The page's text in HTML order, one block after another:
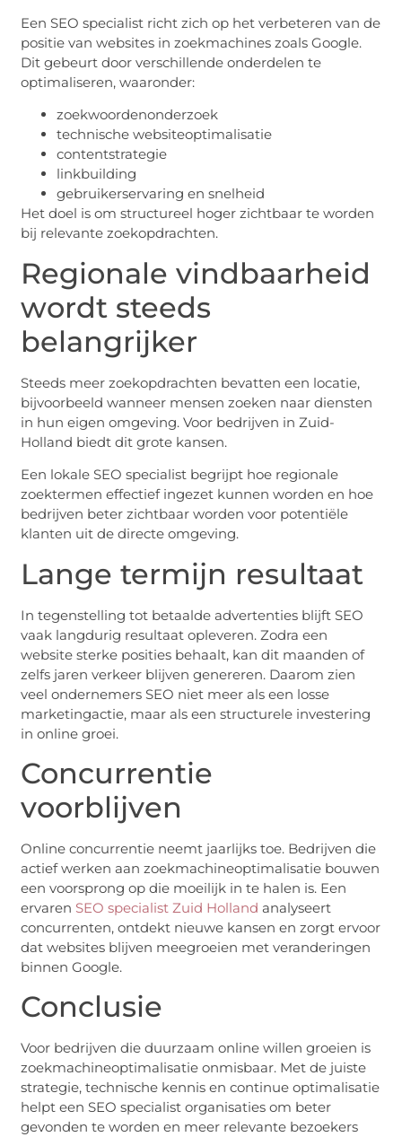
Een SEO specialist richt zich op het verbeteren van de
positie van websites in zoekmachines zoals Google.
Dit gebeurt door verschillende onderdelen te
optimaliseren, waaronder:
zoekwoordenonderzoek
technische websiteoptimalisatie
contentstrategie
linkbuilding
gebruikerservaring en snelheid
Het doel is om structureel hoger zichtbaar te worden
bij relevante zoekopdrachten.
Regionale vindbaarheid
wordt steeds
belangrijker
Steeds meer zoekopdrachten bevatten een locatie,
bijvoorbeeld wanneer mensen zoeken naar diensten
in hun eigen omgeving. Voor bedrijven in Zuid-
Holland biedt dit grote kansen.
Een lokale SEO specialist begrijpt hoe regionale
zoektermen effectief ingezet kunnen worden en hoe
bedrijven beter zichtbaar worden voor potentiële
klanten uit de directe omgeving.
Lange termijn resultaat
In tegenstelling tot betaalde advertenties blijft SEO
vaak langdurig resultaat opleveren. Zodra een
website sterke posities behaalt, kan dit maanden of
zelfs jaren verkeer blijven genereren. Daarom zien
veel ondernemers SEO niet meer als een losse
marketingactie, maar als een structurele investering
in online groei.
Concurrentie
voorblijven
Online concurrentie neemt jaarlijks toe. Bedrijven die
actief werken aan zoekmachineoptimalisatie bouwen
een voorsprong op die moeilijk in te halen is. Een
ervaren SEO specialist Zuid Hollandanalyseert
concurrenten, ontdekt nieuwe kansen en zorgt ervoor
dat websites blijven meegroeien met veranderingen
binnen Google.
Conclusie
Voor bedrijven die duurzaam online willen groeien is
zoekmachineoptimalisatie onmisbaar. Met de juiste
strategie, technische kennis en continue optimalisatie
helpt een SEO specialist organisaties om beter
gevonden te worden en meer relevante bezoekers